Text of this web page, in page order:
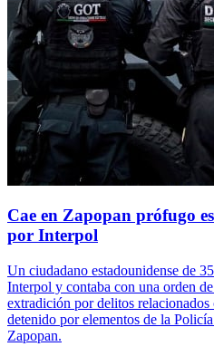
Cae en Zapopan prófugo
por Interpol
Un ciudadano estadounidense de
Interpol y contaba con una orden
extradición por delitos relacionados
detenido por elementos de la
Zapopan.